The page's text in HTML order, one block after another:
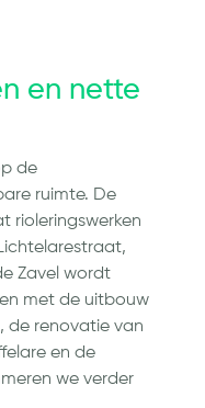
en nette
de
ruimte. De
rioleringswerken
Zavel wordt
met de uitbouw
de renovatie van
en de
we verder